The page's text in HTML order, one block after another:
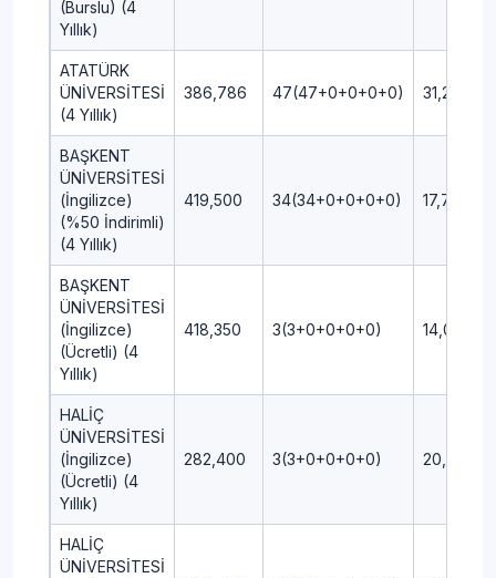
(Burslu) (4
Yıllık)
ATATÜRK
ÜNİVERSİTESİ
(4 Yıllık)
386,786 47(47+0+0+0+0) 31,25
BAŞKENT
ÜNİVERSİTESİ
(İngilizce)
(%50 İndirimli)
(4 Yıllık)
419,500 34(34+0+0+0+0) 17,75
BAŞKENT
ÜNİVERSİTESİ
(İngilizce)
(Ücretli) (4
Yıllık)
418,350 3(3+0+0+0+0) 14,00
HALİÇ
ÜNİVERSİTESİ
(İngilizce)
(Ücretli) (4
Yıllık)
282,400 3(3+0+0+0+0) 20,00
HALİÇ
ÜNİVERSİTESİ